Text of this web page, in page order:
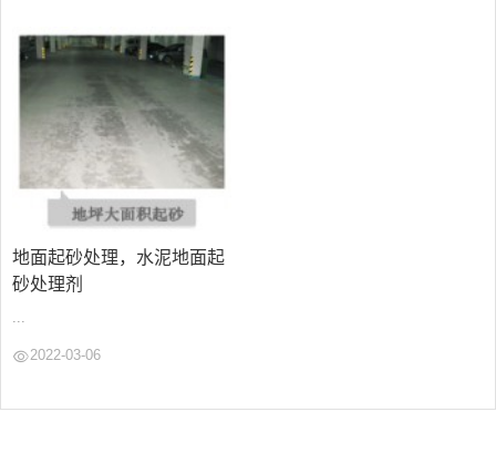
地面起砂处理，水泥地面起
砂处理剂
...
2022-03-06